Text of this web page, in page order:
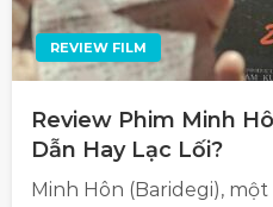
REVIEW FILM
Review Phim Minh
Dẫn Hay Lạc Lối?
Minh Hôn (Baridegi),